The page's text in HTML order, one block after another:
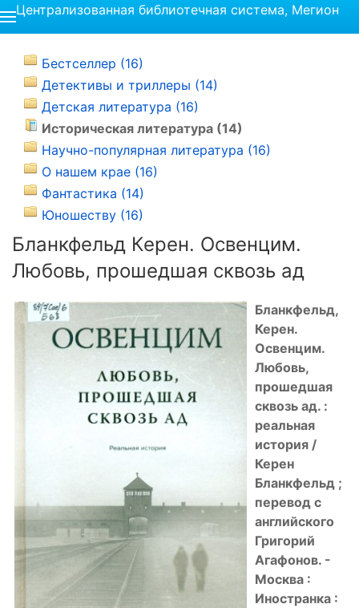
Централизованная библиотечная система, Мегион
Бестселлер (16)
Детективы и триллеры (14)
Детская литература (16)
Историческая литература (14)
Научно-популярная литература (16)
О нашем крае (16)
Фантастика (14)
Юношеству (16)
Бланкфельд Керен. Освенцим.
Любовь, прошедшая сквозь ад
Бланкфельд,
Керен.
Освенцим.
Любовь,
прошедшая
сквозь ад. :
реальная
история /
Керен
Бланкфельд ;
перевод с
английского
Григорий
Агафонов. -
Москва :
Иностранка :